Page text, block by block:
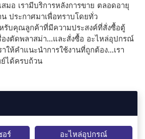
สมอ เรามีบริการหลังการขาย ตลอดอายุ
น ประกาศมาเพื่อทราบโดยทั่ว
รับคุณลูกค้าที่มีความประสงค์ที่สั่งซื้อตู้
องตัดพลาสม่า...และสั่งซื้อ อะไหล่อุปกรณ์
าให้คำแนะนำการใช้งานที่ถูกต้อง...เรา
ได้ครบถ้วน
อร์
อะไหล่อุปกรณ์